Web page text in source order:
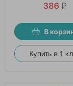
386 ₽
В
Купить в 1